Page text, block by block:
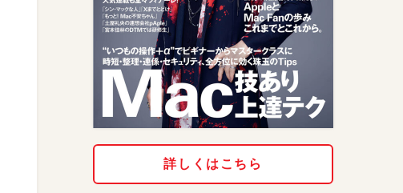
詳しくはこちら